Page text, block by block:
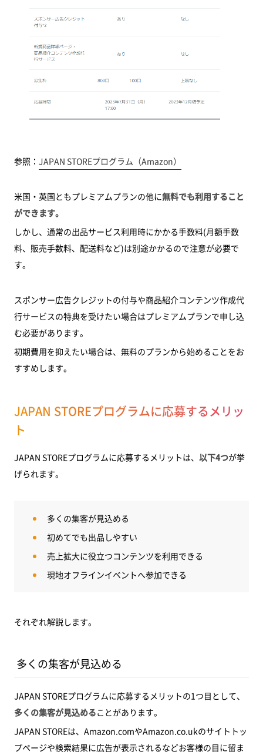
参照： JAPAN STOREプログラム（Amazon）
米国・英国ともプレミアムプランの他に無料でも利用すること
ができます。
しかし、通常の出品サービス利用時にかかる手数料(月額手数
料、販売手数料、配送料など)は別途かかるので注意が必要で
す。
スポンサー広告クレジットの付与や商品紹介コンテンツ作成代
行サービスの特典を受けたい場合はプレミアムプランで申し込
む必要があります。
初期費用を抑えたい場合は、無料のプランから始めることをお
すすめします。
JAPAN STOREプログラムに応募するメリッ
ト
JAPAN STOREプログラムに応募するメリットは、 以下4つが挙
げられます。
多くの集客が見込める
初めてでも出品しやすい
売上拡大に役立つコンテンツを利用できる
現地オフラインイベントへ参加できる
それぞれ解説します。
多くの集客が見込める
JAPAN STOREプログラムに応募するメリットの1つ目として、
多くの集客が見込めることがあります。
JAPAN STOREは、Amazon.comやAmazon.co.ukのサイトトッ
プページや検索結果に広告が表示されるなどお客様の目に留ま